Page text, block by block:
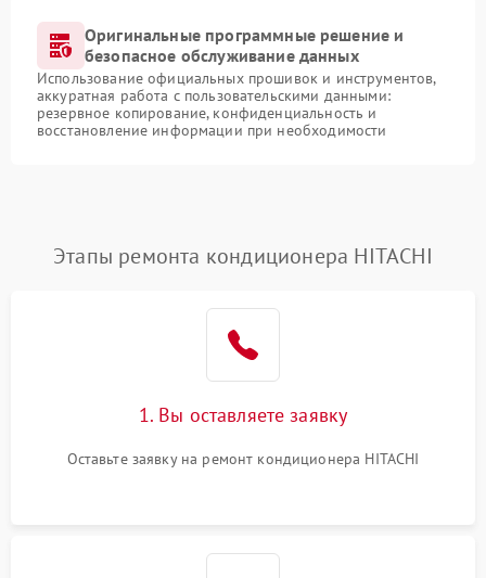
Оригинальные программные решение и
безопасное обслуживание данных
Использование официальных прошивок и инструментов,
аккуратная работа с пользовательскими данными:
резервное копирование, конфиденциальность и
восстановление информации при необходимости
Этапы ремонта кондиционера HITACHI
1. Вы оставляете заявку
Оставьте заявку на ремонт кондиционера HITACHI